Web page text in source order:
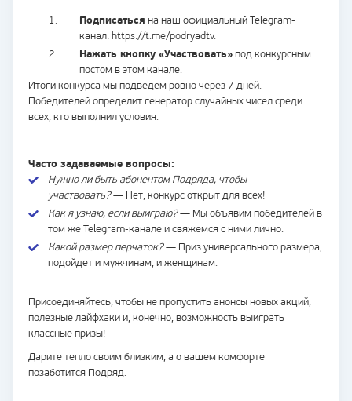
Подписаться на наш официальный Telegram-
канал: https://t.me/podryadtv.
Нажать кнопку «Участвовать»под конкурсным
постом в этом канале.
Итоги конкурса мы подведём ровно через 7 дней.
Победителей определит генератор случайных чисел среди
всех, кто выполнил условия.
Часто задаваемые вопросы:
Нужно ли быть абонентом Подряда, чтобы
участвовать?— Нет, конкурс открыт для всех!
Как я узнаю, если выиграю?— Мы объявим победителей в
том же Telegram-канале и свяжемся с ними лично.
Какой размер перчаток?— Приз универсального размера,
подойдет и мужчинам, и женщинам.
Присоединяйтесь, чтобы не пропустить анонсы новых акций,
полезные лайфхаки и, конечно, возможность выиграть
классные призы!
Дарите тепло своим близким, а о вашем комфорте
позаботится Подряд.